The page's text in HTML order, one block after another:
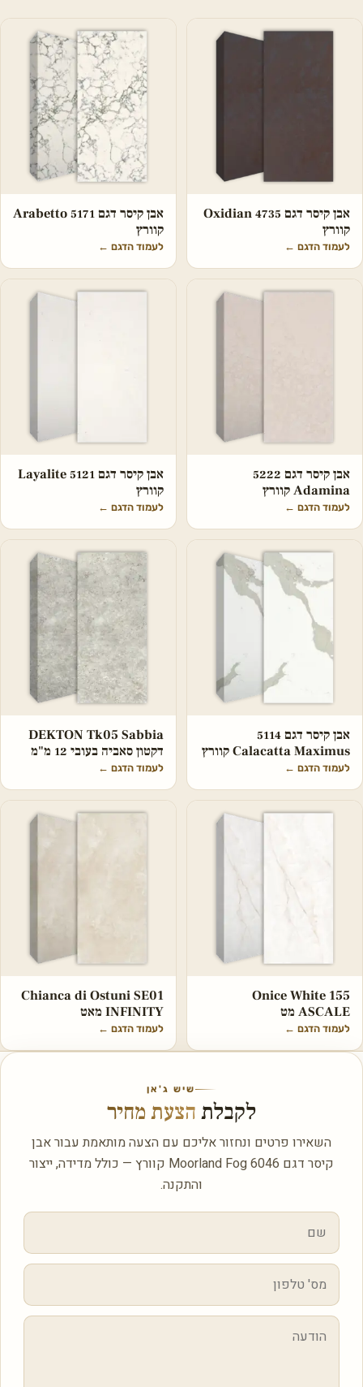
אבן קיסר דגם 4735 Oxidian
קוורץ
לעמוד הדגם ←
אבן קיסר דגם 5171 Arabetto
קוורץ
לעמוד הדגם ←
אבן קיסר דגם 5222
Adamina קוורץ
לעמוד הדגם ←
אבן קיסר דגם 5121 Layalite
קוורץ
לעמוד הדגם ←
אבן קיסר דגם 5114
Calacatta Maximus קוורץ
לעמוד הדגם ←
DEKTON Tk05 Sabbia
דקטון סאביה בעובי 12 מ"מ
לעמוד הדגם ←
Onice White 155
ASCALE מט
לעמוד הדגם ←
Chianca di Ostuni SE01
INFINITY מאט
לעמוד הדגם ←
שיש ג'אן
לקבלת הצעת מחיר
השאירו פרטים ונחזור אליכם עם הצעה מותאמת עבור אבן
קיסר דגם 6046 Moorland Fog קוורץ — כולל מדידה, ייצור
והתקנה.